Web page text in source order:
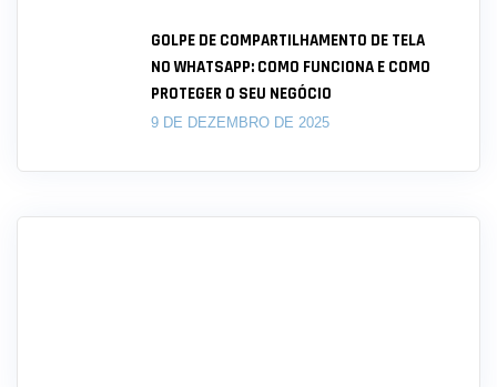
GOLPE DE COMPARTILHAMENTO DE TELA
NO WHATSAPP: COMO FUNCIONA E COMO
PROTEGER O SEU NEGÓCIO
9 DE DEZEMBRO DE 2025